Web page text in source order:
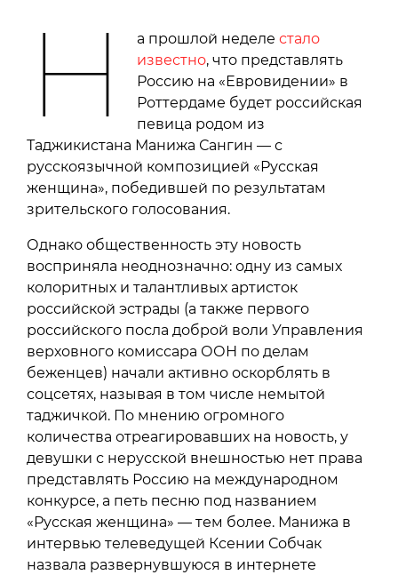
Н а прошлой неделестало
известно, что представлять
Россию на «Евровидении» в
Роттердаме будет российская
певица родом из
Таджикистана Манижа Сангин — с
русскоязычной композицией «Русская
женщина», победившей по результатам
зрительского голосования.
Однако общественность эту новость
восприняла неоднозначно: одну из самых
колоритных и талантливых артисток
российской эстрады (а также первого
российского посла доброй воли Управления
верховного комиссара ООН по делам
беженцев) начали активно оскорблять в
соцсетях, называя в том числе немытой
таджичкой. По мнению огромного
количества отреагировавших на новость, у
девушки с нерусской внешностью нет права
представлять Россию на международном
конкурсе, а петь песню под названием
«Русская женщина» — тем более. Манижа в
интервью телеведущей Ксении Собчак
назвала развернувшуюся в интернете